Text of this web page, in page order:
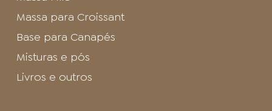
Massa para Croissant
Base para Canapés
Misturas e pós
Livros e outros